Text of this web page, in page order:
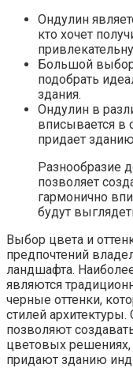
Ондулин
кто хочет
Большой выбор
подобрать
здания.
Ондулин в
вписывается в
придает
Разнообразие
позволяет
гармонично
будут
Выбор цвета и
предпочтений
ландшафта.
являются
черные оттенки,
стилей
позволяют
цветовых
придают зданию